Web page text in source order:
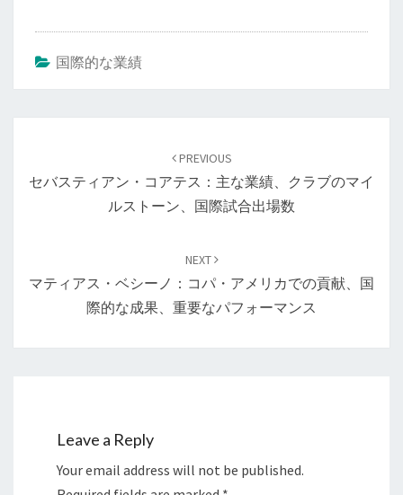
国際的な業績
PREVIOUS
セバスティアン・コアテス：主な業績、クラブのマイ
ルストーン、国際試合出場数
NEXT
マティアス・ベシーノ：コパ・アメリカでの貢献、国
際的な成果、重要なパフォーマンス
Leave a Reply
Your email address will not be published.